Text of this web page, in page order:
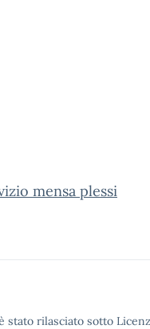
mensa plessi
rilasciato sotto